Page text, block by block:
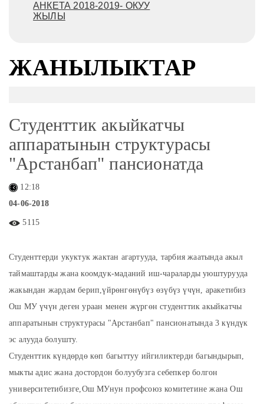
АНКЕТА 2018-2019- ОКУУ
ЖЫЛЫ
ЖАНЫЛЫКТАР
Студенттик акыйкатчы
аппаратынын структурасы
"Арстанбап" пансионатда
12:18
04-06-2018
5115
Студенттерди укуктук жактан агартууда, тарбия жаатында акыл
таймаштарды жана коомдук-маданий иш-чараларды уюштурууда
жакындан жардам берип,үйрөнгөнүбүз өзүбүз үчүн, аракетибиз
Ош МУ үчүн деген ураан менен жүргөн студенттик акыйкатчы
аппаратынын структурасы "Арстанбап" пансионатында 3 күндүк
эс алууда болушту.
Студенттик күндөрдө көп багыттуу ийгиликтерди багындырып,
мыкты адис жана достордон болуубузга себепкер болгон
университетибизге,Ош МУнун профсоюз комитетине жана Ош